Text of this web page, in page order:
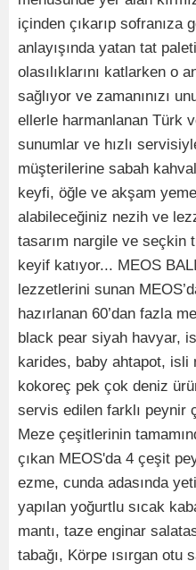
içinden çıkarıp sofranıza
anlayışında yatan tat
olasılıklarını katlarken o
sağlıyor ve zamanınızı
ellerle harmanlanan Türk
sunumlar ve hızlı
müşterilerine sabah
keyfi, öğle ve akşam
alabileceğiniz nezih ve
tasarım nargile ve seçkin
keyif katıyor... MEOS
lezzetlerini sunan
hazırlanan 60’dan fazla
black pear siyah havyar,
karides, baby ahtapot, isli
kokoreç pek çok deniz
servis edilen farklı peynir
Meze çeşitlerinin
çıkan MEOS'da 4 çeşit
ezme, cunda adasında
yapılan yoğurtlu sıcak
mantı, taze enginar
tabağı, Körpe ısırgan otu